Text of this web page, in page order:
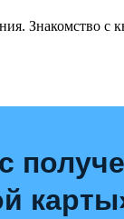
Знакомство с